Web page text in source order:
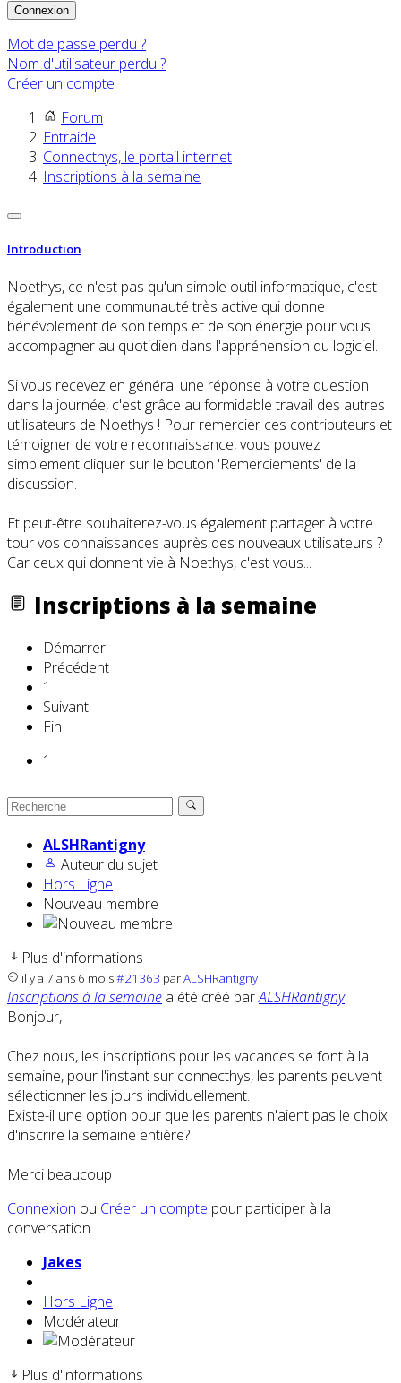
Connexion
Mot de passe perdu ?
Nom d'utilisateur perdu ?
Créer un compte
Forum
Entraide
Connecthys, le portail internet
Inscriptions à la semaine
Introduction
Noethys, ce n'est pas qu'un simple outil informatique, c'est
également une communauté très active qui donne
bénévolement de son temps et de son énergie pour vous
accompagner au quotidien dans l'appréhension du logiciel.
Si vous recevez en général une réponse à votre question
dans la journée, c'est grâce au formidable travail des autres
utilisateurs de Noethys ! Pour remercier ces contributeurs et
témoigner de votre reconnaissance, vous pouvez
simplement cliquer sur le bouton 'Remerciements' de la
discussion.
Et peut-être souhaiterez-vous également partager à votre
tour vos connaissances auprès des nouveaux utilisateurs ?
Car ceux qui donnent vie à Noethys, c'est vous...
Inscriptions à la semaine
Démarrer
Précédent
1
Suivant
Fin
1
ALSHRantigny
Auteur du sujet
Hors Ligne
Nouveau membre
Plus d'informations
il y a 7 ans 6 mois#21363 parALSHRantigny
Inscriptions à la semaine a été créé parALSHRantigny
Bonjour,
Chez nous, les inscriptions pour les vacances se font à la
semaine, pour l'instant sur connecthys, les parents peuvent
sélectionner les jours individuellement.
Existe-il une option pour que les parents n'aient pas le choix
d'inscrire la semaine entière?
Merci beaucoup
Connexion ou Créer un compte pour participer à la
conversation.
Jakes
Hors Ligne
Modérateur
Plus d'informations